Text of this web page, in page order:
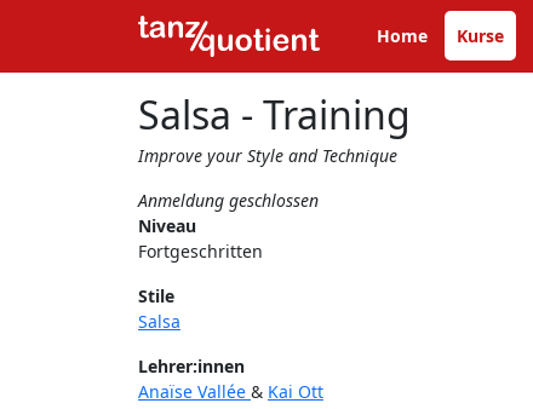
Home Kurse
Salsa - Training
Improve your Style and Technique
Anmeldung geschlossen
Niveau
Fortgeschritten
Stile
Salsa
Lehrer:innen
Anaïse Vallée & Kai Ott